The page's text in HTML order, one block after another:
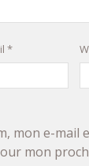
*
mon e-mail
mon